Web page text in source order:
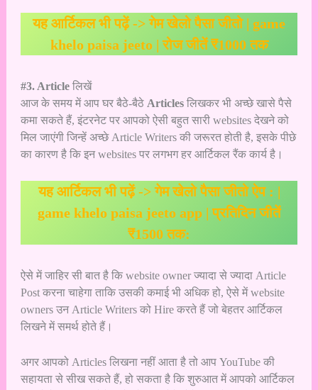
यह आर्टिकल भी पढ़ें ->गेम खेलो पैसा जीतो | game
khelo paisa jeeto | रोज जीतें ₹1000 तक
#3. Article लिखें
आज के समय में आप घर बैठे-बैठे Articlesलिखकर भी अच्छे खासे पैसे
कमा सकते हैं, इंटरनेट पर आपको ऐसी बहुत सारी websites देखने को
मिल जाएंगी जिन्हें अच्छे Article Writers की जरूरत होती है, इसके पीछे
का कारण है कि इन websites पर लगभग हर आर्टिकल रैंक कार्य है।
यह आर्टिकल भी पढ़ें ->गेम खेलो पैसा जीतो ऐप : |
game khelo paisa jeeto app | प्रतिदिन जीतें
₹1500 तक:
ऐसे में जाहिर सी बात है कि website owner ज्यादा से ज्यादा Article
Post करना चाहेगा ताकि उसकी कमाई भी अधिक हो, ऐसे में website
owners उन Article Writers को Hire करते हैं जो बेहतर आर्टिकल
लिखने में समर्थ होते हैं।
अगर आपको Articles लिखना नहीं आता है तो आप YouTube की
सहायता से सीख सकते हैं, हो सकता है कि शुरुआत में आपको आर्टिकल